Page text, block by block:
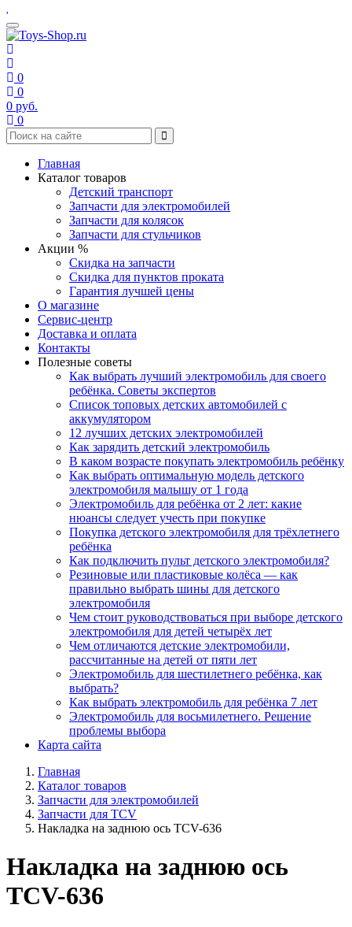
0
0
0 руб.
0
Главная
Каталог товаров
Детский транспорт
Запчасти для электромобилей
Запчасти для колясок
Запчасти для стульчиков
Акции %
Скидка на запчасти
Скидка для пунктов проката
Гарантия лучшей цены
О магазине
Сервис-центр
Доставка и оплата
Контакты
Полезные советы
Как выбрать лучший электромобиль для своего
ребёнка. Советы экспертов
Список топовых детских автомобилей с
аккумулятором
12 лучших детских электромобилей
Как зарядить детский электромобиль
В каком возрасте покупать электромобиль ребёнку
Как выбрать оптимальную модель детского
электромобиля малышу от 1 года
Электромобиль для ребёнка от 2 лет: какие
нюансы следует учесть при покупке
Покупка детского электромобиля для трёхлетнего
ребёнка
Как подключить пульт детского электромобиля?
Резиновые или пластиковые колёса — как
правильно выбрать шины для детского
электромобиля
Чем стоит руководствоваться при выборе детского
электромобиля для детей четырёх лет
Чем отличаются детские электромобили,
рассчитанные на детей от пяти лет
Электромобиль для шестилетнего ребёнка, как
выбрать?
Как выбрать электромобиль для ребёнка 7 лет
Электромобиль для восьмилетнего. Решение
проблемы выбора
Карта сайта
Главная
Каталог товаров
Запчасти для электромобилей
Запчасти для TCV
Накладка на заднюю ось TCV-636
Накладка на заднюю ось
TCV-636